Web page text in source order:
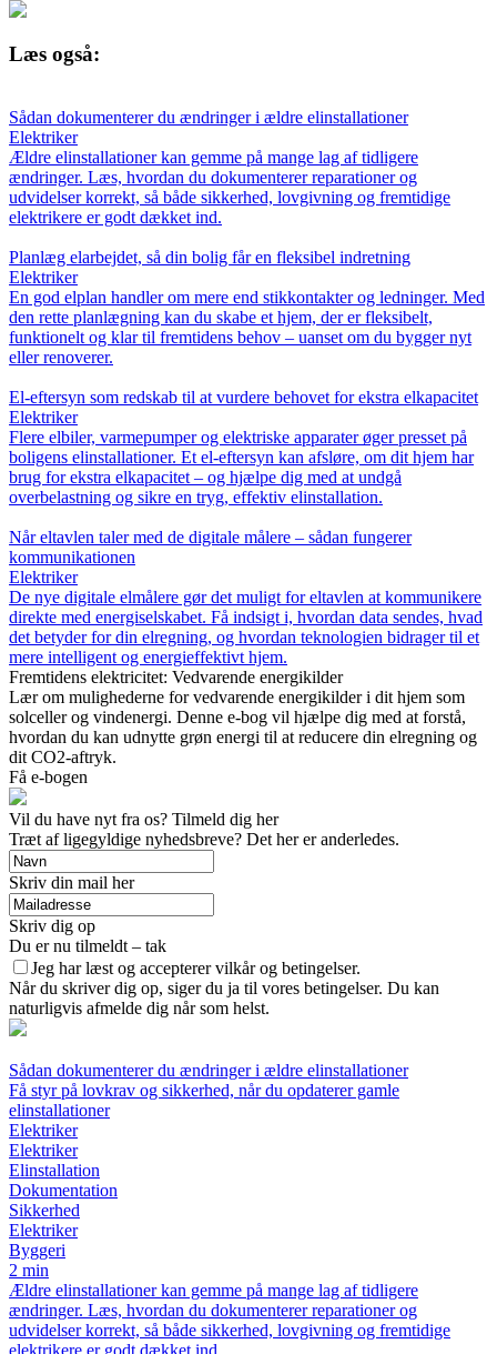
Læs også:
Sådan dokumenterer du ændringer i ældre elinstallationer
Elektriker
Ældre elinstallationer kan gemme på mange lag af tidligere
ændringer. Læs, hvordan du dokumenterer reparationer og
udvidelser korrekt, så både sikkerhed, lovgivning og fremtidige
elektrikere er godt dækket ind.
Planlæg elarbejdet, så din bolig får en fleksibel indretning
Elektriker
En god elplan handler om mere end stikkontakter og ledninger. Med
den rette planlægning kan du skabe et hjem, der er fleksibelt,
funktionelt og klar til fremtidens behov – uanset om du bygger nyt
eller renoverer.
El-eftersyn som redskab til at vurdere behovet for ekstra elkapacitet
Elektriker
Flere elbiler, varmepumper og elektriske apparater øger presset på
boligens elinstallationer. Et el-eftersyn kan afsløre, om dit hjem har
brug for ekstra elkapacitet – og hjælpe dig med at undgå
overbelastning og sikre en tryg, effektiv elinstallation.
Når eltavlen taler med de digitale målere – sådan fungerer
kommunikationen
Elektriker
De nye digitale elmålere gør det muligt for eltavlen at kommunikere
direkte med energiselskabet. Få indsigt i, hvordan data sendes, hvad
det betyder for din elregning, og hvordan teknologien bidrager til et
mere intelligent og energieffektivt hjem.
Fremtidens elektricitet: Vedvarende energikilder
Lær om mulighederne for vedvarende energikilder i dit hjem som
solceller og vindenergi. Denne e-bog vil hjælpe dig med at forstå,
hvordan du kan udnytte grøn energi til at reducere din elregning og
dit CO2-aftryk.
Få e-bogen
Vil du have nyt fra os? Tilmeld dig her
Træt af ligegyldige nyhedsbreve? Det her er anderledes.
Skriv din mail her
Skriv dig op
Du er nu tilmeldt – tak
Jeg har læst og accepterer vilkår og betingelser.
Når du skriver dig op, siger du ja til vores betingelser. Du kan
naturligvis afmelde dig når som helst.
Sådan dokumenterer du ændringer i ældre elinstallationer
Få styr på lovkrav og sikkerhed, når du opdaterer gamle
elinstallationer
Elektriker
Elektriker
Elinstallation
Dokumentation
Sikkerhed
Elektriker
Byggeri
2 min
Ældre elinstallationer kan gemme på mange lag af tidligere
ændringer. Læs, hvordan du dokumenterer reparationer og
udvidelser korrekt, så både sikkerhed, lovgivning og fremtidige